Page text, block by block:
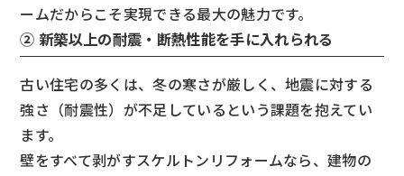
ームだからこそ実現できる最大の魅力です。
② 新築以上の耐震・断熱性能を手に入れられる
古い住宅の多くは、冬の寒さが厳しく、地震に対する
強さ（耐震性）が不足しているという課題を抱えてい
ます。
壁をすべて剥がすスケルトンリフォームなら、建物の